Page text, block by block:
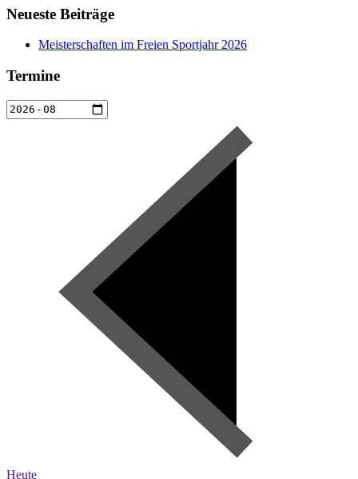
Neueste Beiträge
Meisterschaften im Freien Sportjahr 2026
Termine
Heute